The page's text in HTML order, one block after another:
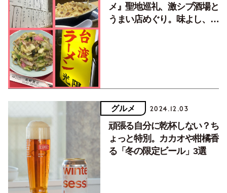
メ』聖地巡礼、激シブ酒場と
うまい店めぐり。味よし、雰
グルメ 2024.12.03
頑張る自分に乾杯しない？ち
ょっと特別。カカオや柑橘香
る「冬の限定ビール」3選